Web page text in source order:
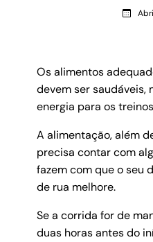
Os alimentos
devem ser saudáveis,
energia para os
A alimentação, além
precisa contar com
fazem com que o seu
de rua melhore.
Se a corrida for de
duas horas antes do